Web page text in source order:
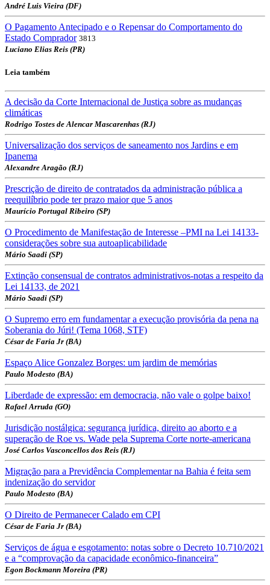
André Luis Vieira (DF)
O Pagamento Antecipado e o Repensar do Comportamento do
Estado Comprador 3813
Luciano Elias Reis (PR)
Leia também
A decisão da Corte Internacional de Justiça sobre as mudanças
climáticas
Rodrigo Tostes de Alencar Mascarenhas (RJ)
Universalização dos serviços de saneamento nos Jardins e em
Ipanema
Alexandre Aragão (RJ)
Prescrição de direito de contratados da administração pública a
reequilíbrio pode ter prazo maior que 5 anos
Maurício Portugal Ribeiro (SP)
O Procedimento de Manifestação de Interesse –PMI na Lei 14133-
considerações sobre sua autoaplicabilidade
Mário Saadi (SP)
Extinção consensual de contratos administrativos-notas a respeito da
Lei 14133, de 2021
Mário Saadi (SP)
O Supremo erro em fundamentar a execução provisória da pena na
Soberania do Júri! (Tema 1068, STF)
César de Faria Jr (BA)
Espaço Alice Gonzalez Borges: um jardim de memórias
Paulo Modesto (BA)
Liberdade de expressão: em democracia, não vale o golpe baixo!
Rafael Arruda (GO)
Jurisdição nostálgica: segurança jurídica, direito ao aborto e a
superação de Roe vs. Wade pela Suprema Corte norte-americana
José Carlos Vasconcellos dos Reis (RJ)
Migração para a Previdência Complementar na Bahia é feita sem
indenização do servidor
Paulo Modesto (BA)
O Direito de Permanecer Calado em CPI
César de Faria Jr (BA)
Serviços de água e esgotamento: notas sobre o Decreto 10.710/2021
e a “comprovação da capacidade econômico-financeira”
Egon Bockmann Moreira (PR)